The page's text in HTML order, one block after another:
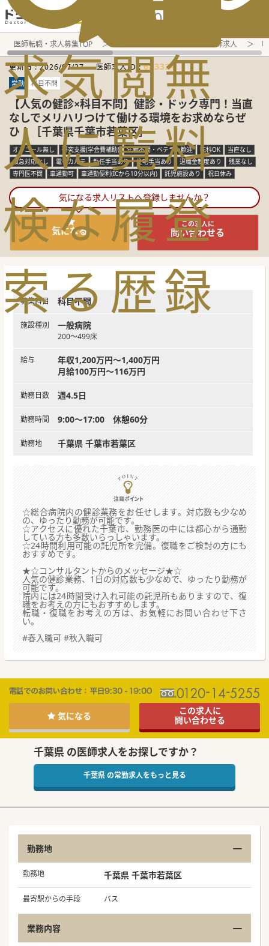
電話でのお問い合わせ：平日9:30-19:00
求
人
検
索
気
に
な
る
閲
覧
履
歴
無
料
登
録
医師転職・求人募集TOP 千葉県 医師求人
更新日 :2026/07/27 医師求人ID :683324
常勤 科目不問
【人気の健診×科目不問】健診・ドック専門！当直
なしでメリハリつけて働ける環境をお求めならぜ
ひ！［千葉県千葉市若葉区］
オンコール無し 研究支援(学会費補助) 年齢不問・ベテラン歓迎 転科OK
当直なし
救急対応なし
電子カルテ 赴任手当あり 住宅手当あり 退職金制度あり
残業なし
専門医不問
車通勤可 車通勤便利(ICから10分以内) 託児施設あり 祝日休み
気になる求人リストへ登録しませんか？
気になる
この求人に
問い合わせる
募集科目 科目不問
施設種別 一般病院
200～499床
給与
年収1,200万円～1,400万円
月給100万円～116万円
勤務日数 週4.5日
勤務時間 9:00～17:00 休憩60分
勤務地 千葉県 千葉市若葉区
☆総合病院内の健診業務をお任せします。対応数も少なめ
の、ゆったり勤務が可能です。
☆アクセスに優れた千葉市、勤務医の中には都心から通勤
している方も多数いらっしゃいます。
☆24時間利用可能の託児所を完備。復職をご検討の方にも
おすすめです。
★☆コンサルタントからのメッセージ★☆
人気の健診業務、1日の対応数も少なめで、ゆったり勤務が
可能です。
院内には24時間受け入れ可能の託児所もありますので、復
職をお考えの方にもおすすめします。
転職・復職をお考えの方は、お気軽にお問い合わせ下さ
い。
#春入職可 #秋入職可
気になる
この求人に
問い合わせる
千葉県 の医師求人をお探しですか？
千葉県 の常勤求人をもっと見る
勤務地
勤務地 千葉県 千葉市若葉区
最寄駅からの手段 バス
業務内容